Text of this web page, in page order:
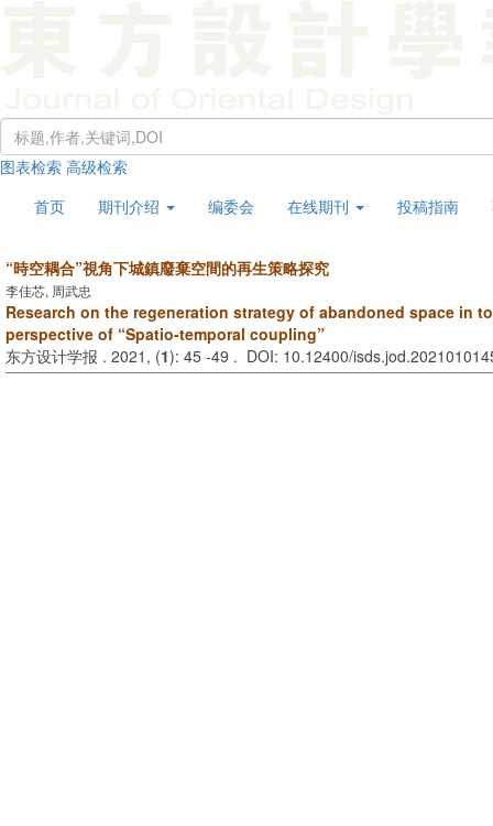
图表检索 高级检索
首页
期刊介绍 编委会 在线期刊 投稿指南
“時空耦合”視角下城鎮廢棄空間的再生策略探究
李佳芯, 周武忠
Research on the regeneration strategy of abandoned space in
perspective of “Spatio-temporal coupling”
东方设计学报 . 2021, (1): 45 -49 . DOI: 10.12400/